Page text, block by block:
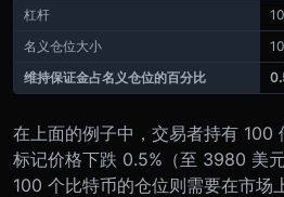
杠杆
名义仓位大小
维持保证金占名义仓位的百分比
在上面的例子中，交易者持有 100
标记价格下跌 0.5%（至 3980 美
100 个比特币的仓位则需要在市场